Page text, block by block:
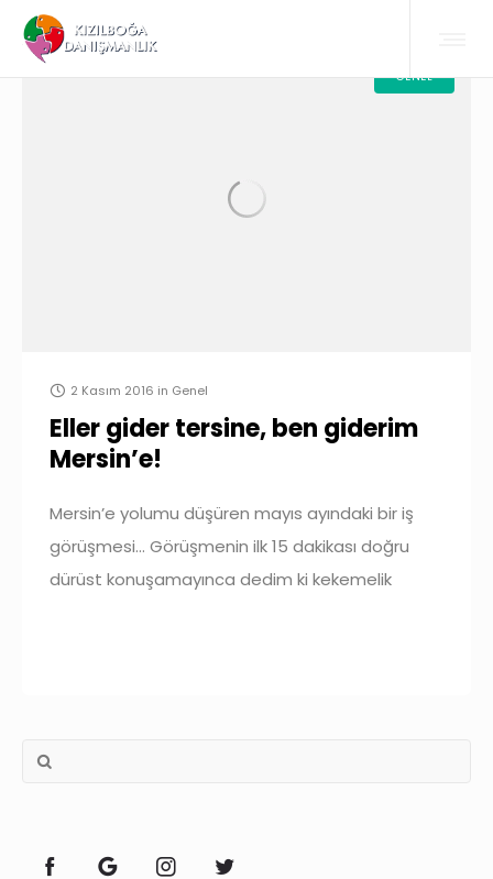
GENEL
2 Kasım 2016 in Genel
Eller gider tersine, ben giderim
Mersin’e!
Mersin’e yolumu düşüren mayıs ayındaki bir iş
görüşmesi… Görüşmenin ilk 15 dakikası doğru
dürüst konuşamayınca dedim ki kekemelik